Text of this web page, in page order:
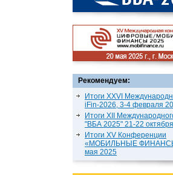
Рекомендуем:
Итоги XXVI
iFin-2026, 3-4 февраля
Итоги XII
"ВБА 2025" 21-22
Итоги XV Конференции
«МОБИЛЬНЫЕ
мая 2025